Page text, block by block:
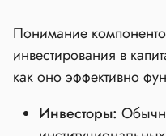
Понимание
инвестирования в
как оно эффективно
Инвесторы: